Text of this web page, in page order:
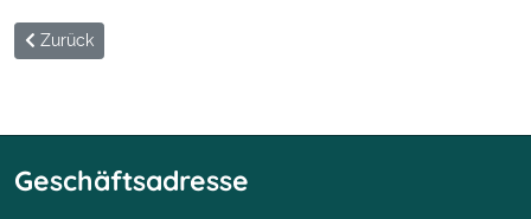
Vorheriger Beitrag: geschichte
Zurück
Geschäftsadresse